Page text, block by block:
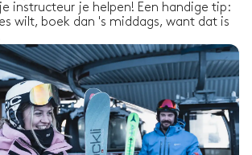
Skiën ,Hintertux
kan Xaver niet genoeg aanbevelen.
naar hem toe zonder enige
en eerlijk gezegd, was ik niet
verwachten. Xaver was
en maakte o
read
K. Een totaal geboekt van: 12
met
instructeur je helpen! Een handige tip:
wilt, boek dan 's middags, want dat is